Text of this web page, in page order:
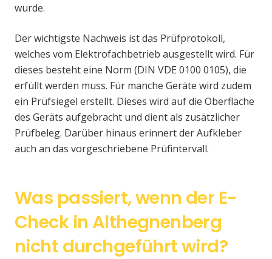
wurde.
Der wichtigste Nachweis ist das Prüfprotokoll,
welches vom Elektrofachbetrieb ausgestellt wird. Für
dieses besteht eine Norm (DIN VDE 0100 0105), die
erfüllt werden muss. Für manche Geräte wird zudem
ein Prüfsiegel erstellt. Dieses wird auf die Oberfläche
des Geräts aufgebracht und dient als zusätzlicher
Prüfbeleg. Darüber hinaus erinnert der Aufkleber
auch an das vorgeschriebene Prüfintervall.
Was passiert, wenn der E-
Check in Althegnenberg
nicht durchgeführt wird?